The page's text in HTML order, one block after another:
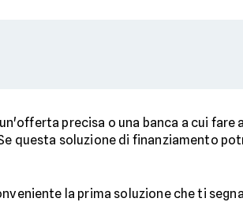
precisa o una banca a cui
questa soluzione di finanziamento
la prima soluzione che ti